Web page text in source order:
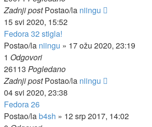
Zadnji postPostao/la niingu
15 svi 2020, 15:52
Fedora 32 stigla!
Postao/la niingu » 17 ožu 2020, 23:19
1 Odgovori
26113 Pogledano
Zadnji postPostao/la niingu
04 svi 2020, 23:38
Fedora 26
Postao/lab4sh » 12 srp 2017, 14:02